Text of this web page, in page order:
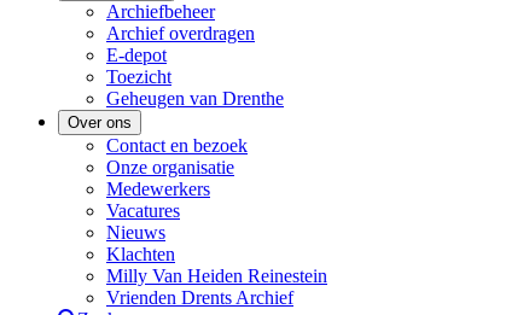
Archiefbeheer
Archief overdragen
E-depot
Toezicht
Geheugen van Drenthe
Over ons
Contact en bezoek
Onze organisatie
Medewerkers
Vacatures
Nieuws
Klachten
Milly Van Heiden Reinestein
Vrienden Drents Archief